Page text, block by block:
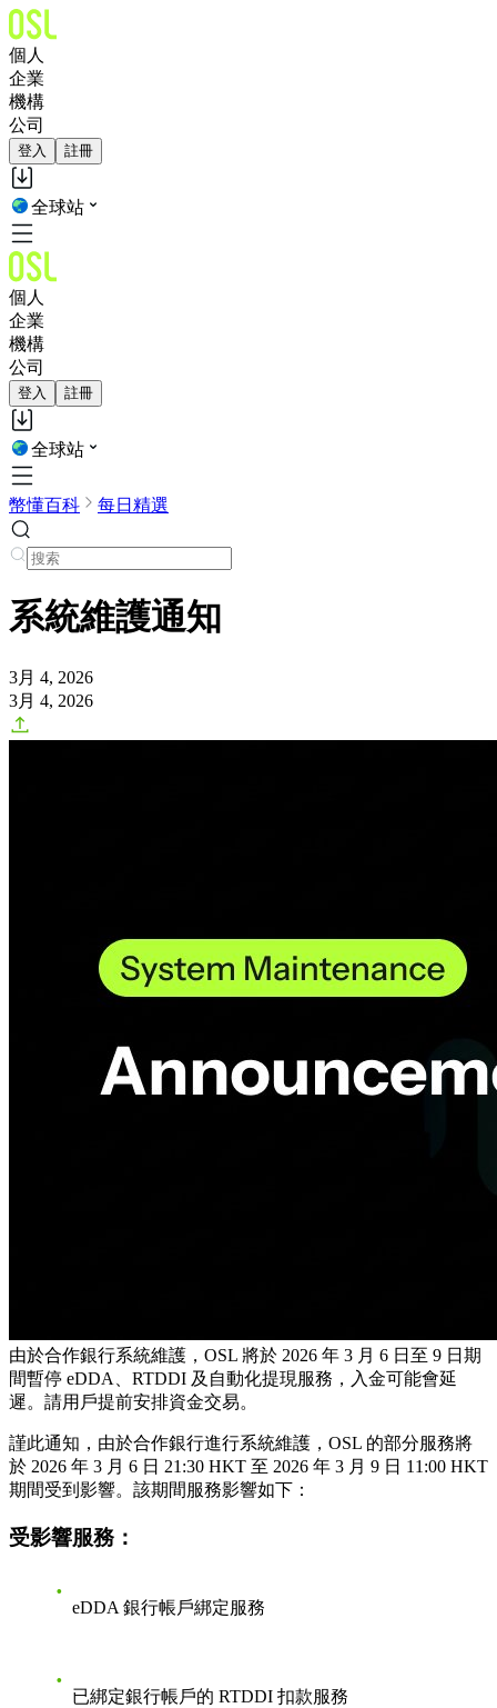
個人
企業
機構
公司
登入 註冊
全球站
個人
企業
機構
公司
登入 註冊
全球站
幣懂百科 每日精選
系統維​​護通知
3月 4, 2026
3月 4, 2026
由於合作銀行系統維護，OSL 將於 2026 年 3 月 6 日至 9 日期
間暫停 eDDA、RTDDI 及自動化提現服務，入金可能會延
遲。請用戶提前安排資金交易。
謹此通知，由於合作銀行進行系統維護，OSL 的部分服務將
於 2026 年 3 月 6 日 21:30 HKT 至 2026 年 3 月 9 日 11:00 HKT
期間受到影響。該期間服務影響如下：
受影響服務：
eDDA 銀行帳戶綁定服務
已綁定銀行帳戶的 RTDDI 扣款服務